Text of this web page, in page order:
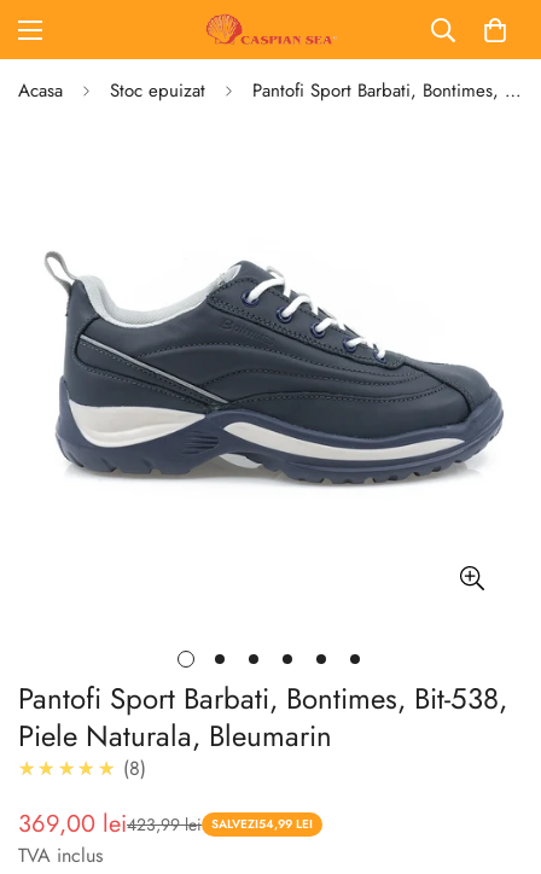
Acasa Stoc epuizat Pantofi Sport Barbati, Bontimes, Bit-538, Piele Naturala, Bleumarin
Pantofi Sport Barbati, Bontimes, Bit-538,
Piele Naturala, Bleumarin
★★★★★ 4.9
8
Pret
redus
369,00 lei
Pret 423,99 lei SALVEZI54,99 LEI
TVA inclus